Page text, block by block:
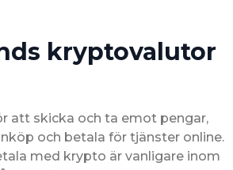
kryptovalutor
att skicka och ta emot pengar,
och betala för tjänster online.
med krypto är vanligare inom